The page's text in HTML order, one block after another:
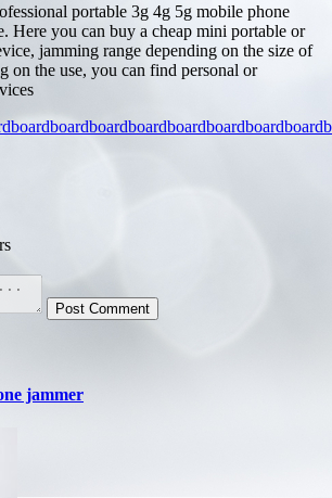
portable 3g 4g 5g mobile phone
Here you can buy a cheap mini portable or
jamming range depending on the size of
on the use, you can find personal or
boardboardboardboardboardboardboardboard
Post Comment
jammer